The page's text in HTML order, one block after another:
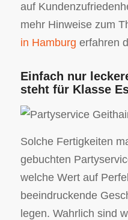
auf
mehr Hinweise zum
in Hamburg erfahren
Einfach nur
steht für Klasse
Solche Fertigkeiten
gebuchten
welche Wert auf
beeindruckende
legen. Wahrlich sind